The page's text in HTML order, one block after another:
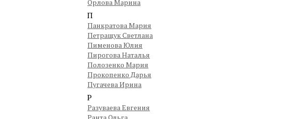
Орлова Марина
П
Панкратова Мария
Петращук Светлана
Пименова Юлия
Пирогова Наталья
Полозенко Мария
Прокопенко Дарья
Пугачева Ирина
Р
Разуваева Евгения